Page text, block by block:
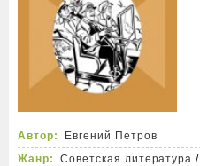
Автор:
Евгений Петров
Жанр:
Советская литература /